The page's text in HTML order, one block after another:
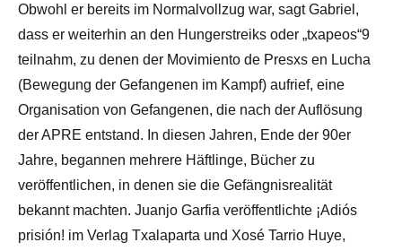
Obwohl er bereits im Normalvollzug war, sagt Gabriel,
dass er weiterhin an den Hungerstreiks oder „txapeos“9
teilnahm, zu denen der Movimiento de Presxs en Lucha
(Bewegung der Gefangenen im Kampf) aufrief, eine
Organisation von Gefangenen, die nach der Auflösung
der APRE entstand. In diesen Jahren, Ende der 90er
Jahre, begannen mehrere Häftlinge, Bücher zu
veröffentlichen, in denen sie die Gefängnisrealität
bekannt machten. Juanjo Garfia veröffentlichte ¡Adiós
prisión! im Verlag Txalaparta und Xosé Tarrio Huye,